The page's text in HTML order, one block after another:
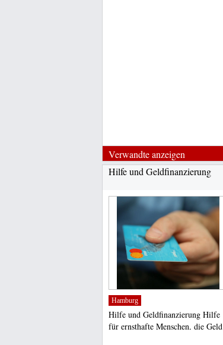
Verwandte anzeigen
Hilfe und Geldfinanzierung
Hamburg
Hilfe und Geldfinanzierung Hilfe
für ernsthafte Menschen, die Geld